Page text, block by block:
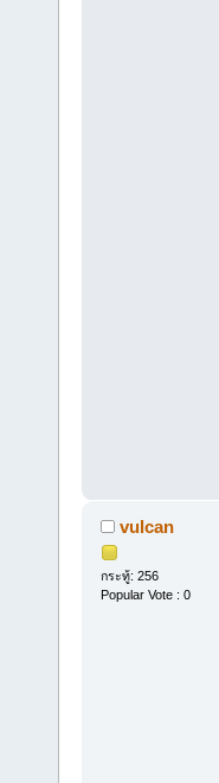
vulcan
กระทู้: 256
Popular Vote : 0